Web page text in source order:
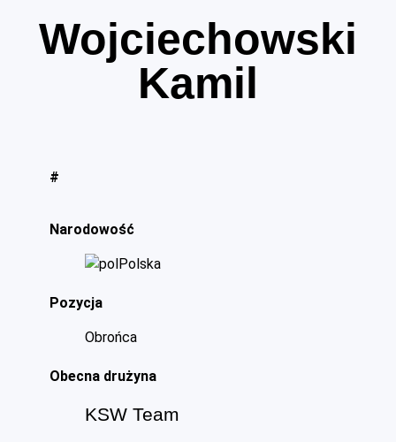
Wojciechowski
Kamil
#
Narodowość
Polska
Pozycja
Obrońca
Obecna drużyna
KSW Team